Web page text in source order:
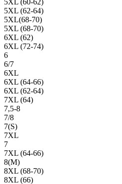
5XL (62-64)
5XL(68-70)
5XL (68-70)
6XL (62)
6XL (72-74)
6
6/7
6XL
6XL (64-66)
6XL (62-64)
7XL (64)
7,5-8
7/8
7(S)
7XL
7
7XL (64-66)
8(М)
8XL (68-70)
8XL (66)